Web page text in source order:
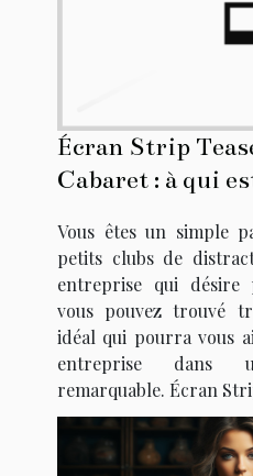
Écran Strip
Cabaret : à qui
élégante ?
Vous êtes un simple
petits clubs de
entreprise qui désire
vous pouvez trouvé
idéal qui pourra vous
entreprise dans
remarquable. Écran